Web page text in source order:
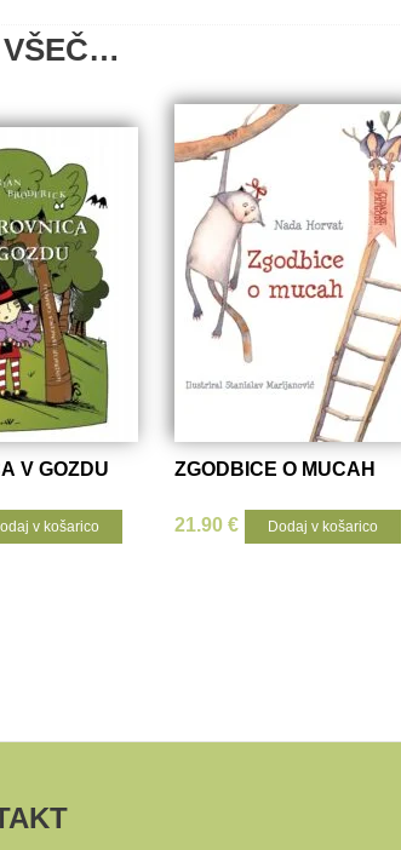
VŠEČ…
V GOZDU
v košarico
ZGODBICE O MUCAH
21.90 € Dodaj v košarico